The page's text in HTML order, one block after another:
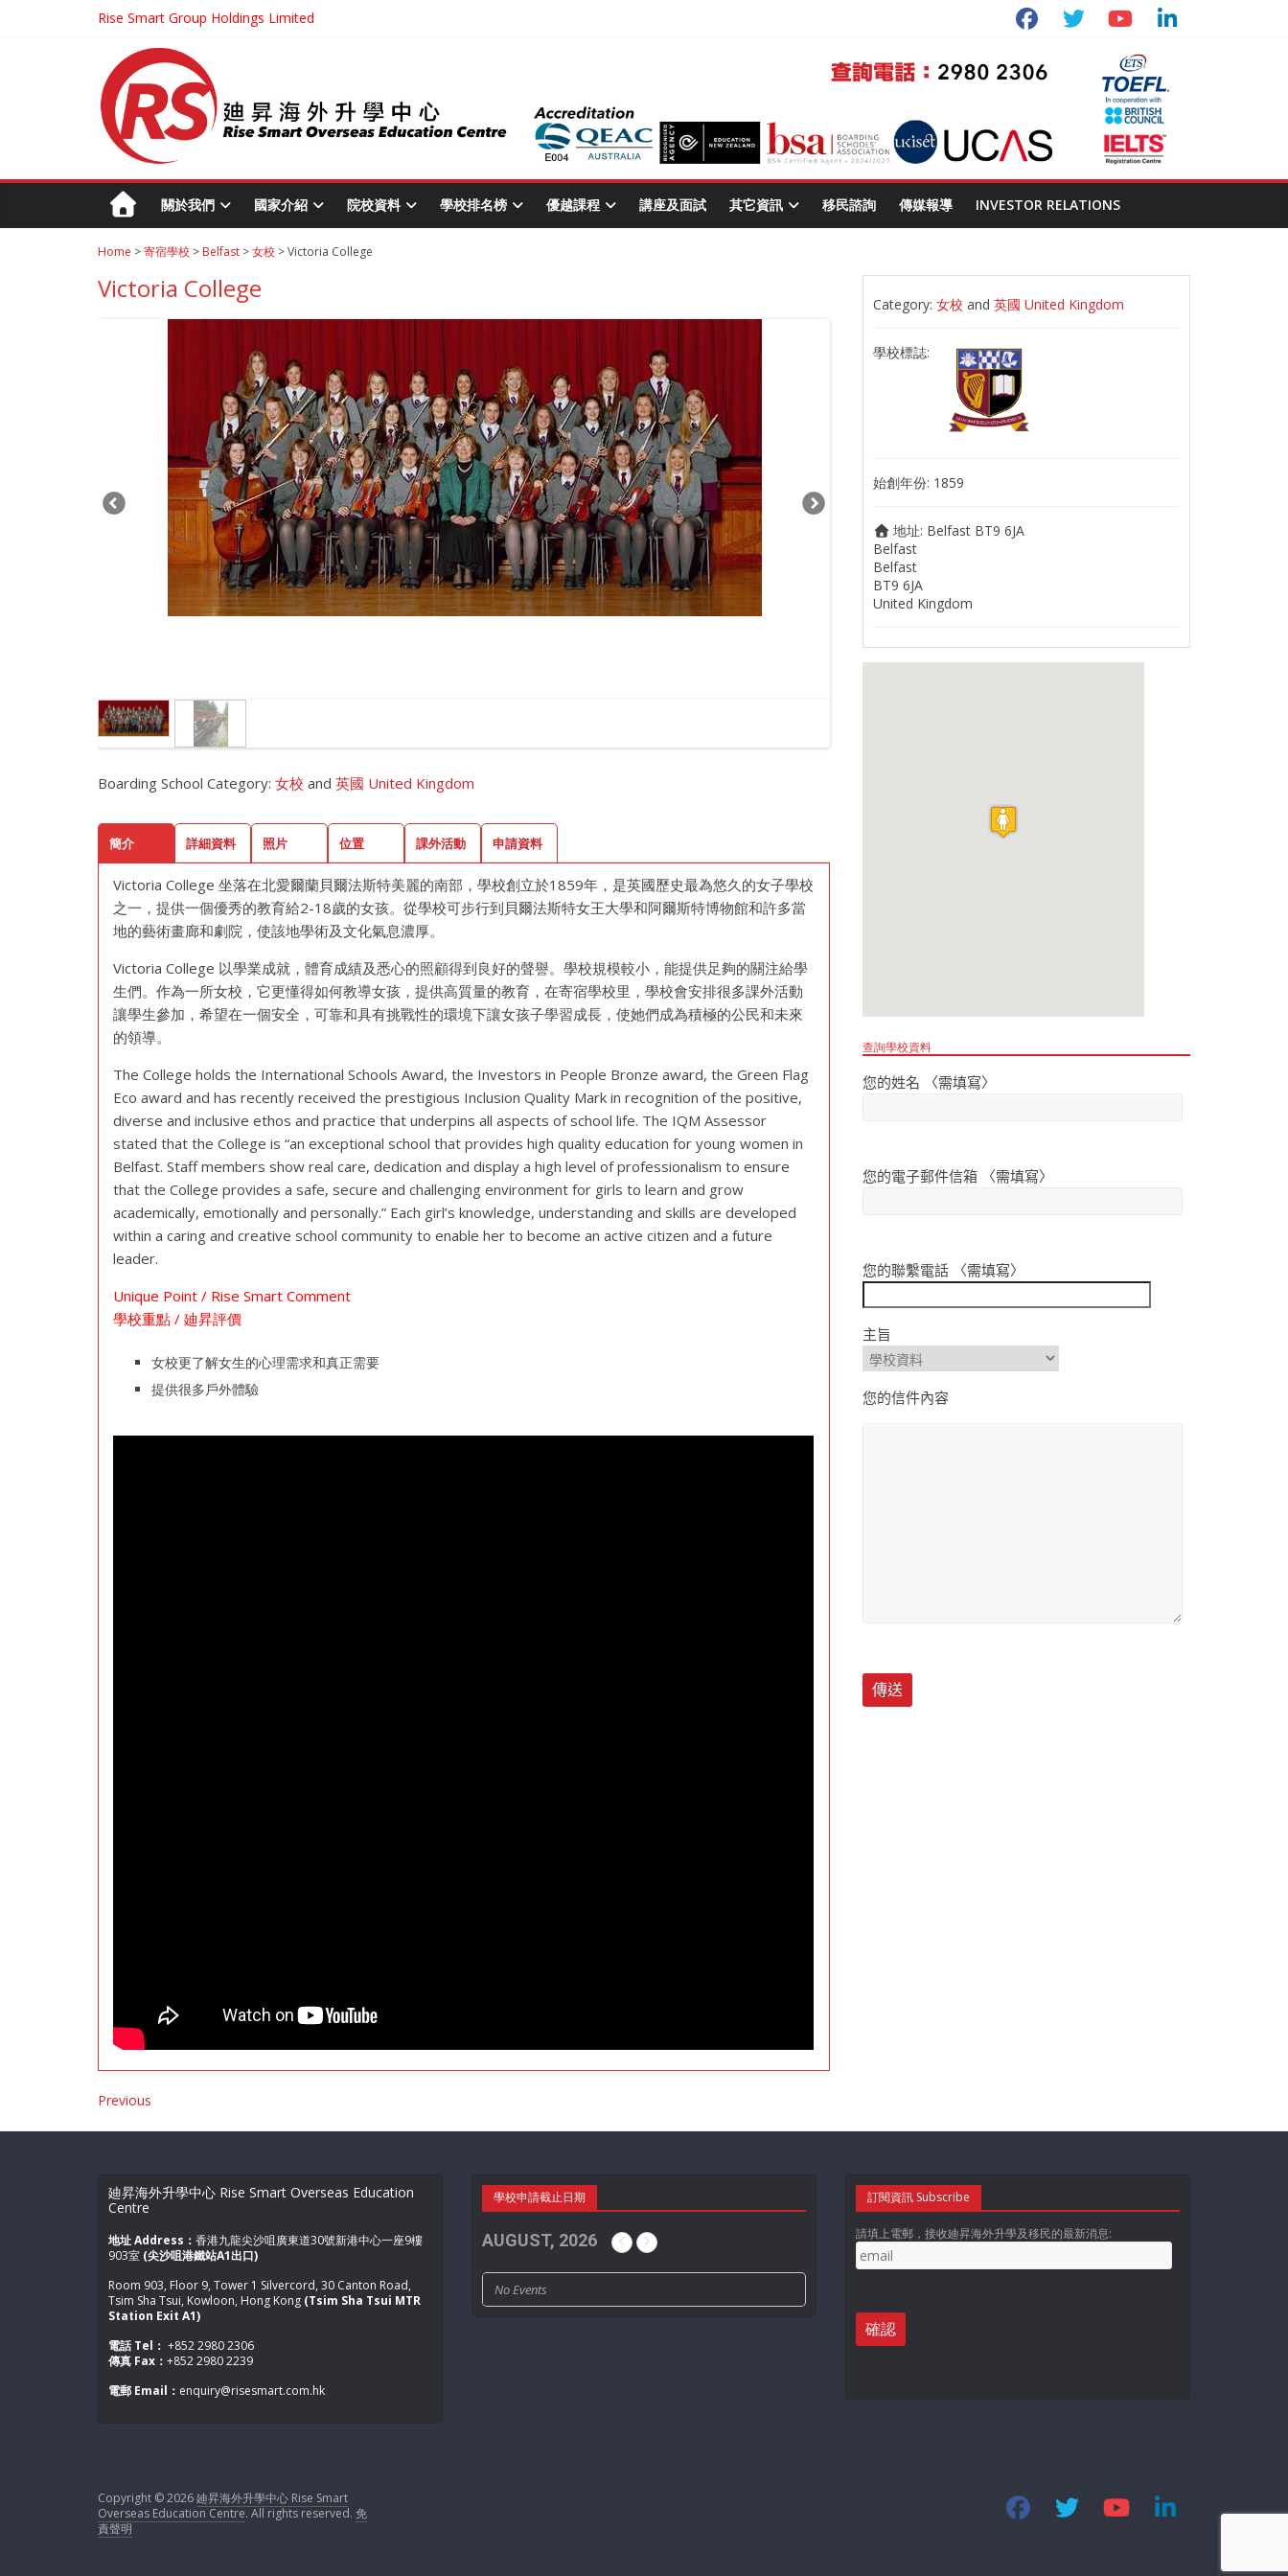
Rise Smart Group Holdings Limited
關於我們 國家介紹 院校資料 學校排名榜 優越課程 講座及面試 其它資訊 移民諮詢 傳媒報導 INVESTOR RELATIONS
Home >寄宿學校 > Belfast >女校 > Victoria College
Victoria College
Boarding School Category: 女校 and 英國 United Kingdom
簡介 詳細資料 照片 位置 課外活動 申請資料
Victoria College 坐落在北愛爾蘭貝爾法斯特美麗的南部，學校創立於1859年，是英國歷史最為悠久的女子學校
之一，提供一個優秀的教育給2-18歲的女孩。從學校可步行到貝爾法斯特女王大學和阿爾斯特博物館和許多當
地的藝術畫廊和劇院，使該地學術及文化氣息濃厚。
Victoria College 以學業成就，體育成績及悉心的照顧得到良好的聲譽。學校規模較小，能提供足夠的關注給學
生們。作為一所女校，它更懂得如何教導女孩，提供高質量的教育，在寄宿學校里，學校會安排很多課外活動
讓學生參加，希望在一個安全，可靠和具有挑戰性的環境下讓女孩子學習成長，使她們成為積極的公民和未來
的領導。
The College holds the International Schools Award, the Investors in People Bronze award, the Green Flag
Eco award and has recently received the prestigious Inclusion Quality Mark in recognition of the positive,
diverse and inclusive ethos and practice that underpins all aspects of school life. The IQM Assessor
stated that the College is “an exceptional school that provides high quality education for young women in
Belfast. Staff members show real care, dedication and display a high level of professionalism to ensure
that the College provides a safe, secure and challenging environment for girls to learn and grow
academically, emotionally and personally.” Each girl’s knowledge, understanding and skills are developed
within a caring and creative school community to enable her to become an active citizen and a future
leader.
Unique Point / Rise Smart Comment
學校重點 / 廸昇評價
女校更了解女生的心理需求和真正需要
提供很多戶外體驗
Previous
Category: 女校 and 英國 United Kingdom
學校標誌:
始創年份: 1859
地址: Belfast BT9 6JA
Belfast
Belfast
BT9 6JA
United Kingdom
查詢學校資料
您的姓名 〈需填寫〉
您的電子郵件信箱 〈需填寫〉
您的聯繫電話 〈需填寫〉
主旨
您的信件內容
廸昇海外升學中心 Rise Smart Overseas Education
Centre
地址 Address： 香港九龍尖沙咀廣東道30號新港中心一座9樓
903室 (尖沙咀港鐵站A1出口)
Room 903, Floor 9, Tower 1 Silvercord, 30 Canton Road,
Tsim Sha Tsui, Kowloon, Hong Kong (Tsim Sha Tsui MTR
Station Exit A1)
電話 Tel： +852 2980 2306
傳真 Fax： +852 2980 2239
電郵 Email： enquiry@risesmart.com.hk
學校申請截止日期
AUGUST, 2026
No Events
訂閱資訊 Subscribe
請填上電郵，接收廸昇海外升學及移民的最新消息:
Copyright © 2026廸昇海外升學中心 Rise Smart
Overseas Education Centre. All rights reserved. 免
責聲明